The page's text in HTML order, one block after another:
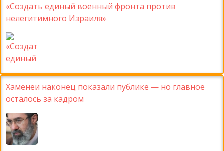
«Создать единый военный фронта против
нелегитимного Израиля»
Хаменеи наконец показали публике — но главное
осталось за кадром